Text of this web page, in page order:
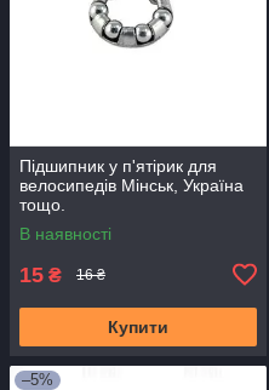
Підшипник у п'ятірик для
велосипедів Мінськ, Україна
тощо.
В наявності
15 ₴ 16 ₴
Купити
–5%